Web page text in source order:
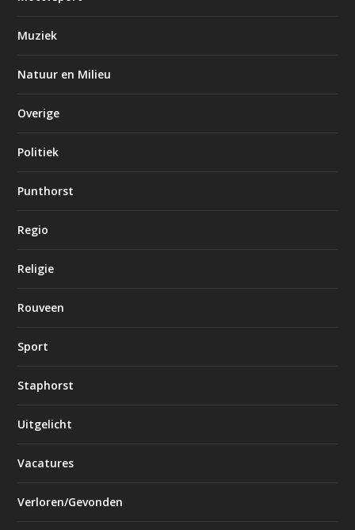
Muziek
Natuur en Milieu
Overige
Politiek
Punthorst
Regio
Religie
Rouveen
Sport
Staphorst
Uitgelicht
Vacatures
Verloren/Gevonden